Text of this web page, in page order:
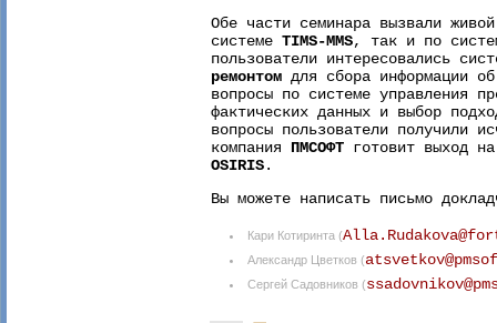
Обе части семинара вызвали
системе TIMS-MMS, так и по
пользователи интересовались
ремонтом для сбора информации
вопросы по системе управления
фактических данных и выбор
вопросы пользователи получили
компания ПМСОФТ готовит выход
OSIRIS.
Вы можете написать письмо
Кари Котиринта (
Александр Цветков (
Сергей Садовников (